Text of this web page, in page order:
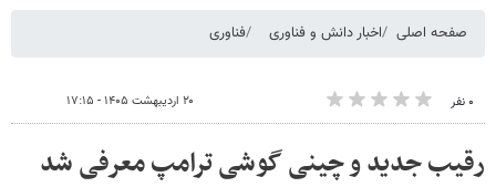
صفحه اصلی اخبار دانش و فناوری فناوری
۰ نفر ۲۰ اردیبهشت ۱۴۰۵ - ۱۷:۱۵
رقیب جدید و چینی گوشی ترامپ معرفی شد